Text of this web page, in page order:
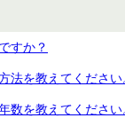
すか？
法を教えてください
数を教えてください